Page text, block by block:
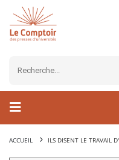
ACCUEIL ILS DISENT LE TRAVAIL